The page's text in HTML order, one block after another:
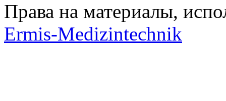
Права на материалы,
Ermis-Medizintechnik